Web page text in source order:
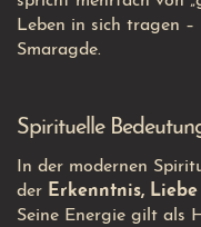
Leben in sich tragen
Smaragde.
Spirituelle
In der modernen
der Erkenntnis,
Seine Energie gilt als